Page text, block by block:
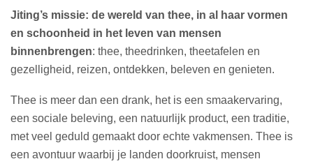
Jiting’s missie: de wereld van thee, in al haar vormen
en schoonheid in het leven van mensen
binnenbrengen: thee, theedrinken, theetafelen en
gezelligheid, reizen, ontdekken, beleven en genieten.
Thee is meer dan een drank, het is een smaakervaring,
een sociale beleving, een natuurlijk product, een traditie,
met veel geduld gemaakt door echte vakmensen. Thee is
een avontuur waarbij je landen doorkruist, mensen